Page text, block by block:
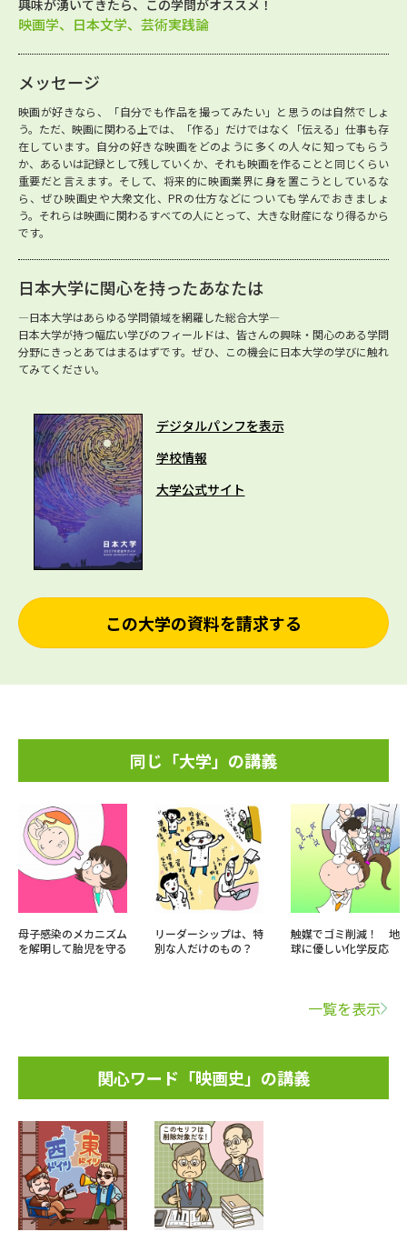
興味が湧いてきたら、この学問がオススメ！
映画学、日本文学、芸術実践論
メッセージ
映画が好きなら、「自分でも作品を撮ってみたい」と思うのは自然でしょ
う。ただ、映画に関わる上では、「作る」だけではなく「伝える」仕事も存
在しています。自分の好きな映画をどのように多くの人々に知ってもらう
か、あるいは記録として残していくか、それも映画を作ることと同じくらい
重要だと言えます。そして、将来的に映画業界に身を置こうとしているな
ら、ぜひ映画史や大衆文化、PRの仕方などについても学んでおきましょ
う。それらは映画に関わるすべての人にとって、大きな財産になり得るから
です。
日本大学に関心を持ったあなたは
―日本大学はあらゆる学問領域を網羅した総合大学―
日本大学が持つ幅広い学びのフィールドは、皆さんの興味・関心のある学問
分野にきっとあてはまるはずです。ぜひ、この機会に日本大学の学びに触れ
てみてください。
デジタルパンフを表示
学校情報
大学公式サイト
この大学の資料を請求する
同じ「大学」の講義
母子感染のメカニズム
を解明して胎児を守る
リーダーシップは、特
別な人だけのもの？
触媒でゴミ削減！ 地
球に優しい化学反応
一覧を表示
関心ワード「映画史」の講義